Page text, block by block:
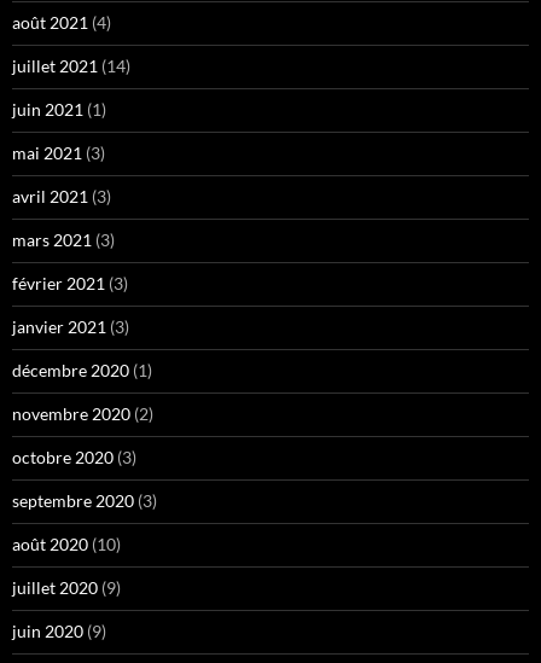
août 2021 (4)
juillet 2021 (14)
juin 2021 (1)
mai 2021 (3)
avril 2021 (3)
mars 2021 (3)
février 2021 (3)
janvier 2021 (3)
décembre 2020 (1)
novembre 2020 (2)
octobre 2020 (3)
septembre 2020 (3)
août 2020 (10)
juillet 2020 (9)
juin 2020 (9)